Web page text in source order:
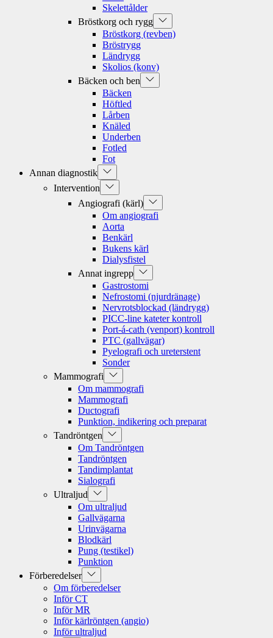
Skelettålder
Bröstkorg och rygg Show
sub
menu
Bröstkorg (revben)
Bröstrygg
Ländrygg
Skolios (konv)
Bäcken och ben Show
sub
Bäcken
Höftled
Lårben
Knäled
Underben
Fotled
Fot
Annan diagnostik Show
sub
menu
Intervention Show
sub
menu
Angiografi (kärl) Show
sub
menu
Om angiografi
Aorta
Benkärl
Bukens kärl
Dialysfistel
Annat ingrepp Show
sub
menu
Gastrostomi
Nefrostomi (njurdränage)
Nervrotsblockad (ländrygg)
PICC-line kateter kontroll
Port-á-cath (venport) kontroll
PTC (gallvägar)
Pyelografi och ureterstent
Sonder
Mammografi Show
sub
menu
Om mammografi
Mammografi
Ductografi
Punktion, indikering och preparat
Tandröntgen Show
sub
menu
Om Tandröntgen
Tandröntgen
Tandimplantat
Sialografi
Ultraljud Show
sub
menu
Om ultraljud
Gallvägarna
Urinvägarna
Blodkärl
Pung (testikel)
Punktion
Förberedelser Show
sub
menu
Om förberedelser
Inför CT
Inför MR
Inför kärlröntgen (angio)
Inför ultraljud